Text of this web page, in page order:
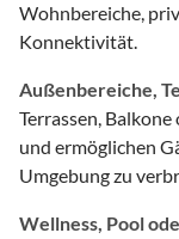
Wohnbereiche,
Konnektivität.
Außenbereiche,
Terrassen,
und ermöglichen
Umgebung zu
Wellness, Pool